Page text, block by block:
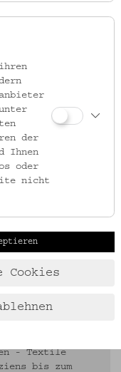
Knüpfmuster
Weltkrieg. Aus
Wien. Wien 2014.
im Ersten
im
und
im Ersten
- Textile
bis zum
der
Ihnen
oder
nicht
Cookies